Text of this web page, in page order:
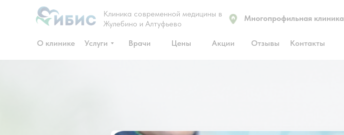
Клиника современной медицины в
Жулебино и Алтуфьево
О клинике Услуги Врачи Цены Акции Отзывы Контакты
Многопрофильная клиника